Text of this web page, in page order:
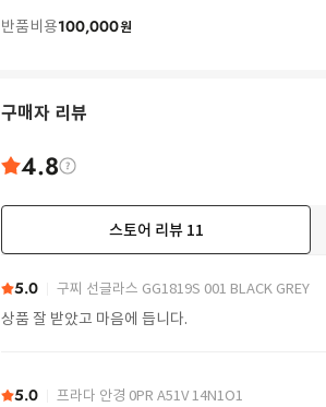
반품비용100,000원
구매자 리뷰
4.8
스토어 리뷰 11
5.0 구찌 선글라스 GG1819S 001 BLACK GREY
상품 잘 받았고 마음에 듭니다.
5.0 프라다 안경 0PR A51V 14N1O1